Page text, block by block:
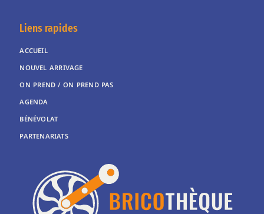
Liens rapides
ACCUEIL
NOUVEL ARRIVAGE
ON PREND / ON PREND PAS
AGENDA
BÉNÉVOLAT
PARTENARIATS